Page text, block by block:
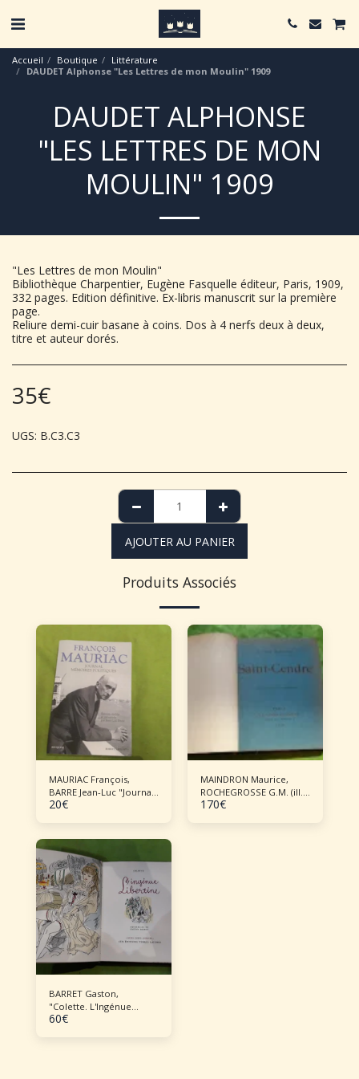
Accueil Boutique
Littérature
DAUDET Alphonse "Les Lettres de mon Moulin" 1909
DAUDET ALPHONSE
"LES LETTRES DE MON
MOULIN" 1909
"Les Lettres de mon Moulin"
Bibliothèque Charpentier, Eugène Fasquelle éditeur, Paris, 1909,
332 pages. Edition définitive. Ex-libris manuscrit sur la première
page.
Reliure demi-cuir basane à coins. Dos à 4 nerfs deux à deux,
titre et auteur dorés.
35€
UGS: B.C3.C3
AJOUTER AU PANIER
Produits Associés
MAURIAC François,
BARRE Jean-Luc "Journal
- Mémoires politiques"
20€
MAINDRON Maurice,
ROCHEGROSSE G.M. (ill.),
"Saint-Cendre"
170€
BARRET Gaston,
"Colette. L'Ingénue
libertine"
60€